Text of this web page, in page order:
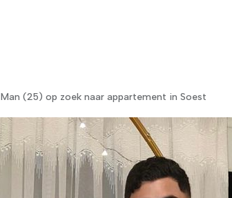
Man (25) op zoek naar appartement in Soest